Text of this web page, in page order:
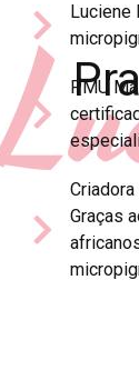
Luciene
PMU
Graças